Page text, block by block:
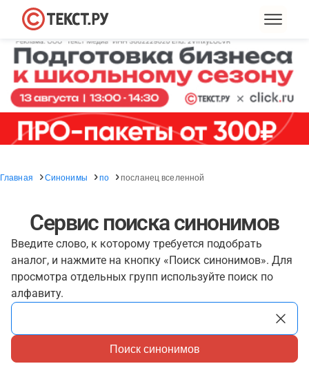
Главная Синонимы по посланец вселенной
Сервис поиска синонимов
Введите слово, к которому требуется подобрать
аналог, и нажмите на кнопку «Поиск синонимов». Для
просмотра отдельных групп используйте поиск по
алфавиту.
Поиск синонимов